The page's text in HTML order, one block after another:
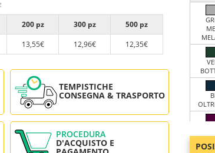
200 pz 300 pz
500 pz
13,55€ 12,96€ 12,35€
TEMPISTICHE
CONSEGNA & TRASPORTO
PROCEDURA
D'ACQUISTO E